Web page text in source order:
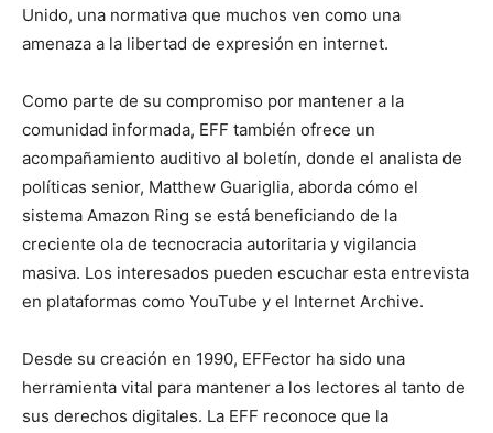
Unido, una normativa que muchos ven como una
amenaza a la libertad de expresión en internet.
Como parte de su compromiso por mantener a la
comunidad informada, EFF también ofrece un
acompañamiento auditivo al boletín, donde el analista de
políticas senior, Matthew Guariglia, aborda cómo el
sistema Amazon Ring se está beneficiando de la
creciente ola de tecnocracia autoritaria y vigilancia
masiva. Los interesados pueden escuchar esta entrevista
en plataformas como YouTube y el Internet Archive.
Desde su creación en 1990, EFFector ha sido una
herramienta vital para mantener a los lectores al tanto de
sus derechos digitales. La EFF reconoce que la